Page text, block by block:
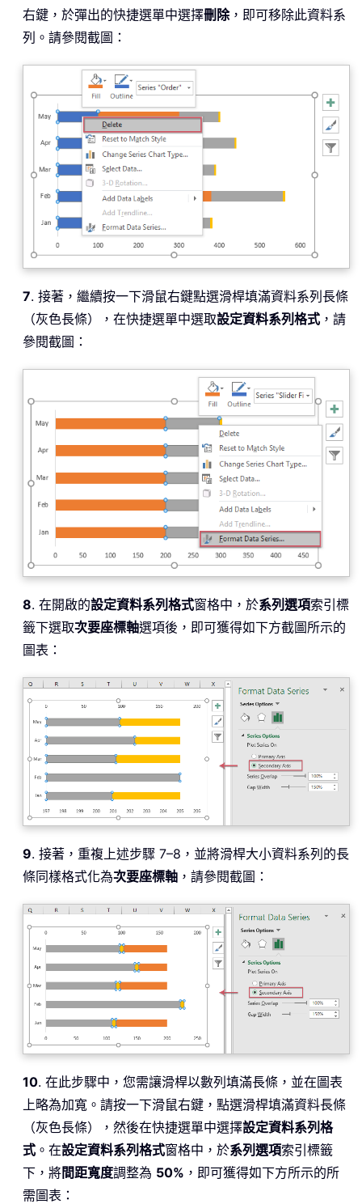
右鍵，於彈出的快捷選單中選擇刪除，即可移除此資料系
列。請參閱截圖：
7. 接著，繼續按一下滑鼠右鍵點選滑桿填滿資料系列長條
（灰色長條），在快捷選單中選取設定資料系列格式 ，請
參閱截圖：
8. 在開啟的設定資料系列格式窗格中，於系列選項索引標
籤下選取次要座標軸選項後，即可獲得如下方截圖所示的
圖表：
9. 接著，重複上述步驟 7–8，並將滑桿大小資料系列的長
條同樣格式化為次要座標軸 ，請參閱截圖：
10. 在此步驟中，您需讓滑桿以數列填滿長條，並在圖表
上略為加寬。請按一下滑鼠右鍵，點選滑桿填滿資料長條
（灰色長條），然後在快捷選單中選擇設定資料系列格
式 。在設定資料系列格式窗格中，於系列選項索引標籤
下，將間距寬度調整為 50% ，即可獲得如下方所示的所
需圖表：